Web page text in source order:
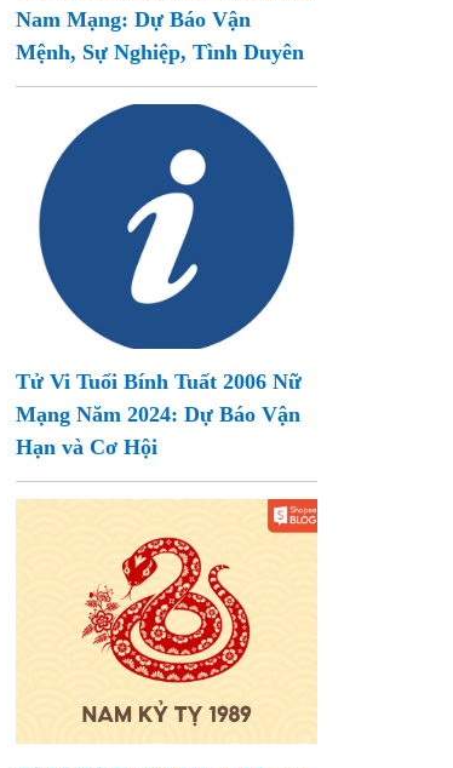
Nam Mạng: Dự Báo Vận
Mệnh, Sự Nghiệp, Tình Duyên
Tử Vi Tuổi Bính Tuất 2006 Nữ
Mạng Năm 2024: Dự Báo Vận
Hạn và Cơ Hội